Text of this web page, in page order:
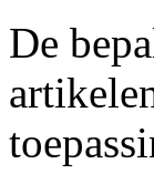
De